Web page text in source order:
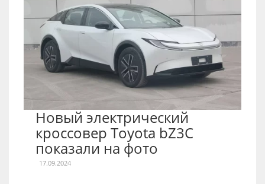
Новый электрический
кроссовер Toyota bZ3C
показали на фото
17.09.2024